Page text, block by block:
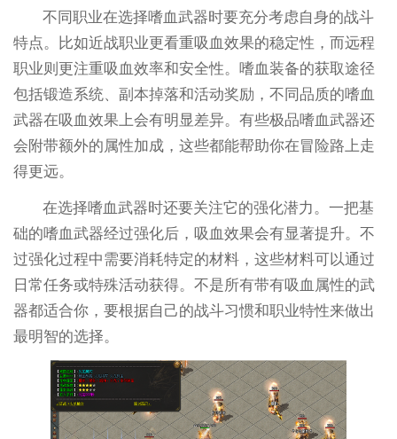
不同职业在选择嗜血武器时要充分考虑自身的战斗
特点。比如近战职业更看重吸血效果的稳定性，而远程
职业则更注重吸血效率和安全性。嗜血装备的获取途径
包括锻造系统、副本掉落和活动奖励，不同品质的嗜血
武器在吸血效果上会有明显差异。有些极品嗜血武器还
会附带额外的属性加成，这些都能帮助你在冒险路上走
得更远。
在选择嗜血武器时还要关注它的强化潜力。一把基
础的嗜血武器经过强化后，吸血效果会有显著提升。不
过强化过程中需要消耗特定的材料，这些材料可以通过
日常任务或特殊活动获得。不是所有带有吸血属性的武
器都适合你，要根据自己的战斗习惯和职业特性来做出
最明智的选择。